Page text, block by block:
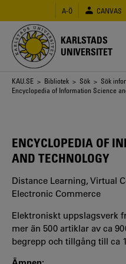
huvudinnehåll
A-Ö CANVAS
KARLSTADS
UNIVERSITET
Länkstig
KAU.SE > Bibliotek > Sök > Sök
Encyclopedia of Information Science
ENCYCLOPEDIA OF
AND TECHNOLOGY
Distance Learning, Virtual
Electronic Commerce
Elektroniskt uppslagsverk
mer än 500 artiklar av ca
begrepp och tillgång till ca